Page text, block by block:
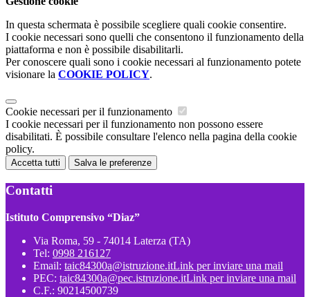
In questa schermata è possibile scegliere quali cookie consentire.
I cookie necessari sono quelli che consentono il funzionamento della
piattaforma e non è possibile disabilitarli.
Per conoscere quali sono i cookie necessari al funzionamento potete
visionare la COOKIE POLICY.
Cookie necessari per il funzionamento
I cookie necessari per il funzionamento non possono essere
disabilitati. È possibile consultare l'elenco nella pagina della cookie
policy.
Accetta tutti Salva le preferenze
Contatti
Istituto Comprensivo “Diaz”
Via Roma, 59 - 74014 Laterza (TA)
Tel: 0998 216127
Email: taic84300a@istruzione.itLink per inviare una mail
PEC: taic84300a@pec.istruzione.itLink per inviare una mail
C.F.: 90214500739